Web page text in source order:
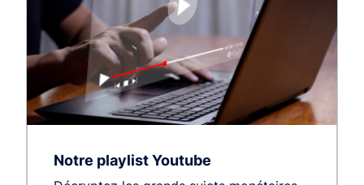
Notre playlist Youtube